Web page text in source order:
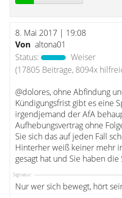
8. Mai 2017 | 19:08
Von altona01
Status:
Weiser
(17805 Beiträge, 8094x
@dolores, ohne Abfindung
Kündigungsfrist gibt es eine
irgendjemand der AfA
Aufhebungsvertrag ohne
Sie sich das auf jeden Fall
Hinterher weiß keiner mehr
gesagt hat und Sie haben die
Signatur:
Nur wer sich bewegt, hört